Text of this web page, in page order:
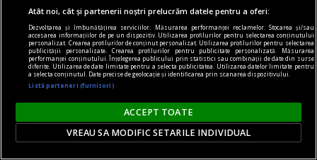
Atât noi, cât și partenerii noștri prelucrăm datele pentru a oferi:
Dezvoltarea și îmbunătățirea serviciilor. Măsurarea performanței reclamelor. Stocarea și/sau
accesarea informațiilor de pe un dispozitiv. Utilizarea profilurilor pentru selectarea conținutului
personalizat. Crearea profilurilor de conținut personalizat. Utilizarea profilurilor pentru selectarea
publicității personalizate. Crearea profilurilor pentru publicitate personalizată. Măsurarea
performanței conținutului. Înțelegerea publicului prin statistici sau combinații de date din surse
diferite. Utilizarea de date limitate pentru a selecta publicitatea. Utilizarea datelor limitate pentru
a selecta conținutul. Date precise de geolocație și identificarea prin scanarea dispozitivului.
Listă parteneri (furnizori)
ACCEPT TOATE
VREAU SA MODIFIC SETARILE INDIVIDUAL